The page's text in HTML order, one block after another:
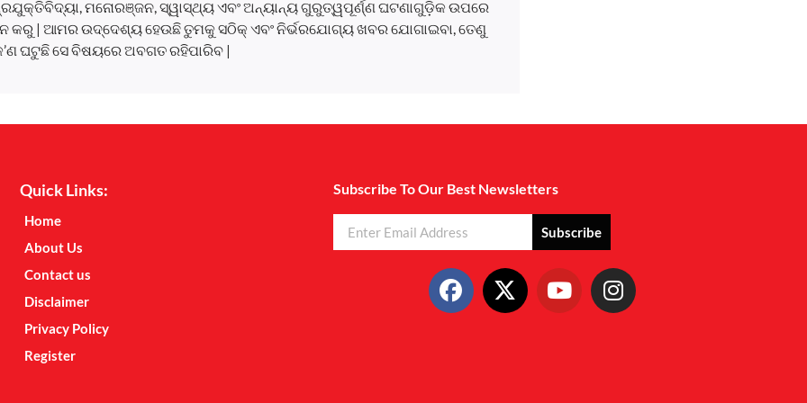
ପ୍ରଯୁକ୍ତିବିଦ୍ୟା, ମନୋରଞ୍ଜନ, ସ୍ୱାସ୍ଥ୍ୟ ଏବଂ ଅନ୍ୟାନ୍ୟ ଗୁରୁତ୍ୱପୂର୍ଣ୍ଣ ଘଟଣାଗୁଡ଼ିକ ଉପରେ
କରୁ | ଆମର ଉଦ୍ଦେଶ୍ୟ ହେଉଛି ତୁମକୁ ସଠିକ୍ ଏବଂ ନିର୍ଭରଯୋଗ୍ୟ ଖବର ଯୋଗାଇବା, ତେଣୁ
ଘଟୁଛି ସେ ବିଷୟରେ ଅବଗତ ରହିପାରିବ |
Quick Links:
Home
About Us
Contact us
Disclaimer
Privacy Policy
Register
Subscribe To Our Best Newsletters
Subscribe